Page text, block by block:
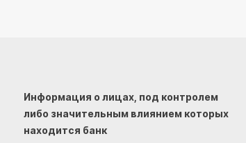
Информация о лицах, под контролем
либо значительным влиянием которых
находится банк